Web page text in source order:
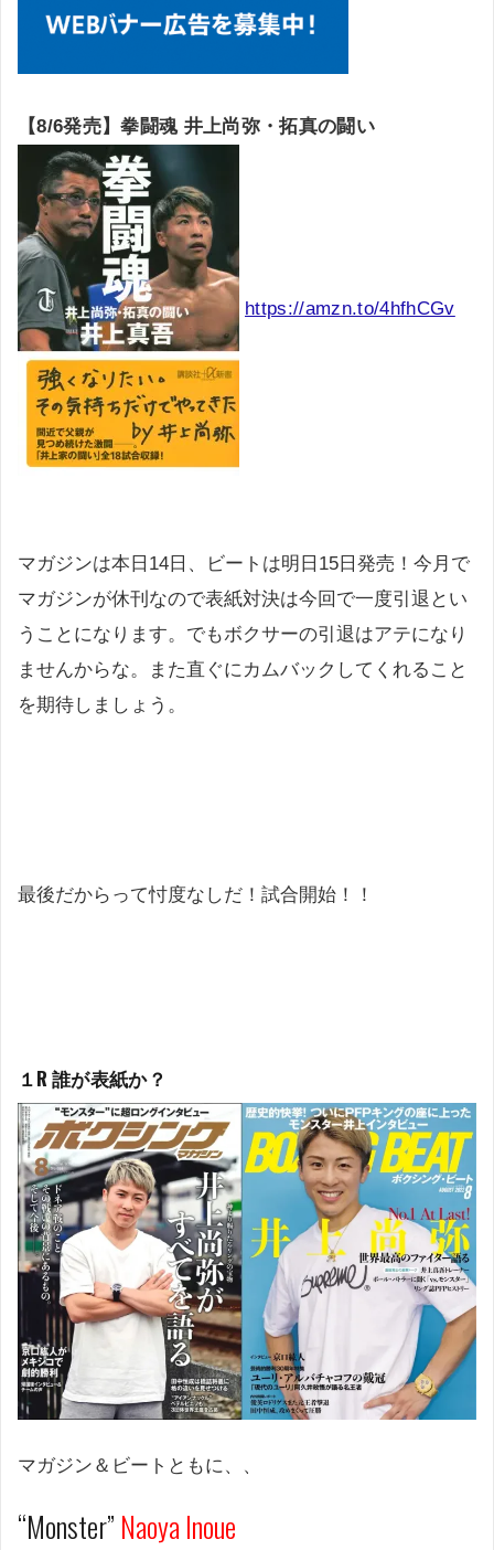
【8/6発売】拳闘魂 井上尚弥・拓真の闘い
https://amzn.to/4hfhCGv
マガジンは本日14日、ビートは明日15日発売！今月で
マガジンが休刊なので表紙対決は今回で一度引退とい
うことになります。でもボクサーの引退はアテになり
ませんからな。また直ぐにカムバックしてくれること
を期待しましょう。
最後だからって忖度なしだ！試合開始！！
１R 誰が表紙か？
マガジン＆ビートともに、、
“Monster” Naoya Inoue